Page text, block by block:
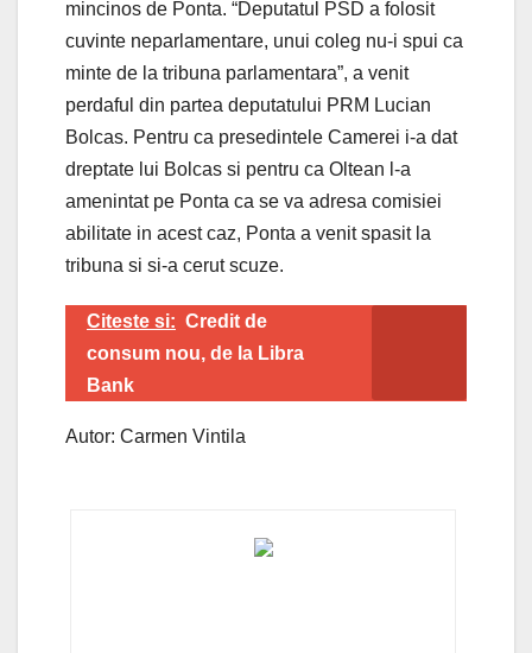
mincinos de Ponta. “Deputatul PSD a folosit
cuvinte neparlamentare, unui coleg nu-i spui ca
minte de la tribuna parlamentara”, a venit
perdaful din partea deputatului PRM Lucian
Bolcas. Pentru ca presedintele Camerei i-a dat
dreptate lui Bolcas si pentru ca Oltean l-a
amenintat pe Ponta ca se va adresa comisiei
abilitate in acest caz, Ponta a venit spasit la
tribuna si si-a cerut scuze.
Citeste si: Credit de
consum nou, de la Libra
Bank
Autor: Carmen Vintila